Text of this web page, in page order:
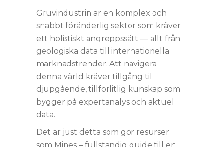
Gruvindustrin är en komplex och
snabbt föränderlig sektor som kräver
ett holistiskt angreppssätt — allt från
geologiska data till internationella
marknadstrender. Att navigera
denna värld kräver tillgång till
djupgående, tillförlitlig kunskap som
bygger på expertanalys och aktuell
data.
Det är just detta som gör resurser
som Mines – fullständig guide till en